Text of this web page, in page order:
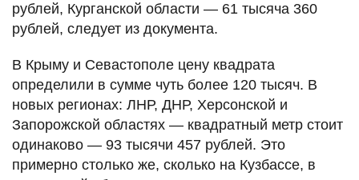
рублей, Курганской области — 61 тысяча 360
рублей, следует из документа.
В Крыму и Севастополе цену квадрата
определили в сумме чуть более 120 тысяч. В
новых регионах: ЛНР, ДНР, Херсонской и
Запорожской областях — квадратный метр стоит
одинаково — 93 тысячи 457 рублей. Это
примерно столько же, сколько на Кузбассе, в